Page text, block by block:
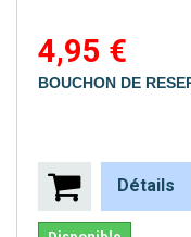
4,95 €
BOUCHON DE
Détails